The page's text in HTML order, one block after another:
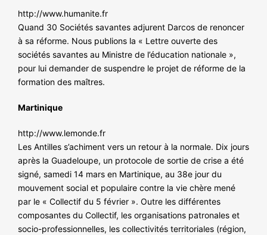
http://www.humanite.fr
Quand 30 Sociétés savantes adjurent Darcos de renoncer
à sa réforme. Nous publions la « Lettre ouverte des
sociétés savantes au Ministre de l’éducation nationale »,
pour lui demander de suspendre le projet de réforme de la
formation des maîtres.
Martinique
http://www.lemonde.fr
Les Antilles s’achiment vers un retour à la normale. Dix jours
après la Guadeloupe, un protocole de sortie de crise a été
signé, samedi 14 mars en Martinique, au 38e jour du
mouvement social et populaire contre la vie chère mené
par le « Collectif du 5 février ». Outre les différentes
composantes du Collectif, les organisations patronales et
socio-professionnelles, les collectivités territoriales (région,